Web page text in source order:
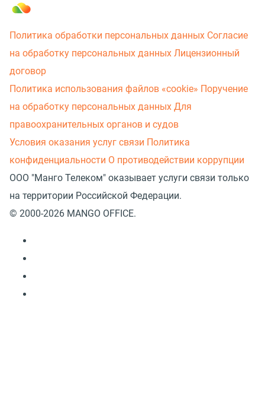
Политика обработки персональных данных Согласие
на обработку персональных данных Лицензионный
договор
Политика использования файлов «cookie» Поручение
на обработку персональных данных Для
правоохранительных органов и судов
Условия оказания услуг связи Политика
конфиденциальности О противодействии коррупции
ООО "Манго Телеком" оказывает услуги связи только
на территории Российской Федерации.
© 2000-2026 MANGO OFFICE.